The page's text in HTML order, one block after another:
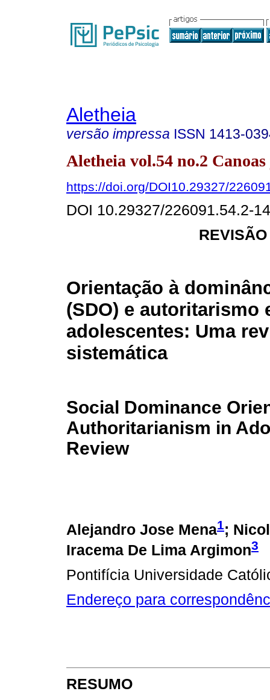
Aletheia
versão impressa ISSN 1413-
Aletheia vol.54 no.2
https://doi.org/DOI10.29327/
DOI 10.29327/226091.54.2-14
Orientação à
(SDO) e autoritarismo
adolescentes: Uma
sistemática
Social Dominance
Authoritarianism in
Review
Alejandro Jose Mena1;
Iracema De Lima Argimon3
Pontifícia Universidade
Endereço para
RESUMO